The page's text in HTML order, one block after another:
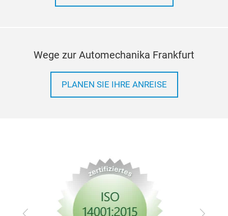
Wege zur Automechanika Frankfurt
PLANEN SIE IHRE ANREISE
Zurück Vor